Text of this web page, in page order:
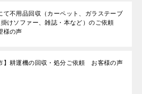
て不用品回収（カーペット、ガラステーブ
けソファー、雑誌・本など）のご依頼
様の声
】耕運機の回収・処分ご依頼 お客様の声